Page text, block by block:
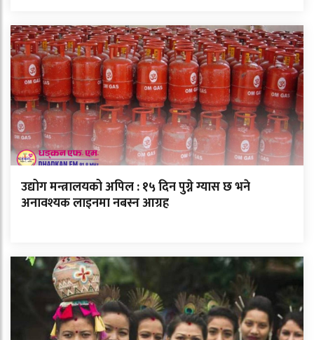
उद्योग मन्त्रालयको अपिल : १५ दिन पुग्ने ग्यास छ भने
अनावश्यक लाइनमा नबस्न आग्रह